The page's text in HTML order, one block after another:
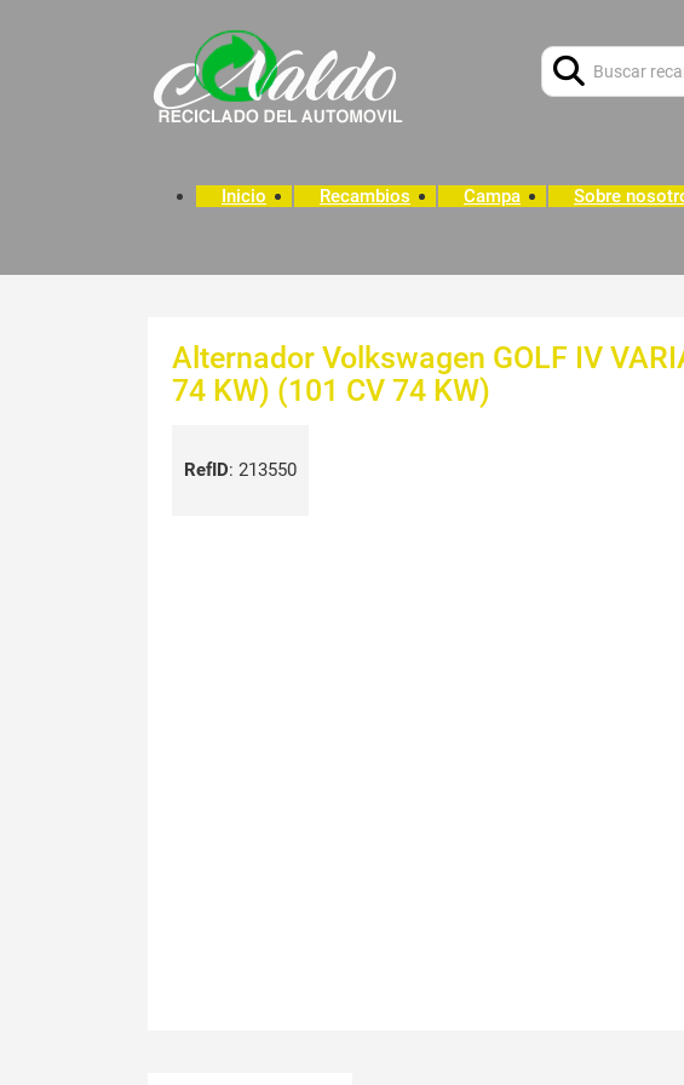
Inicio Recambios Campa Sobre
Alternador Volkswagen GOLF IV
74 KW) (101 CV 74 KW)
RefID: 213550